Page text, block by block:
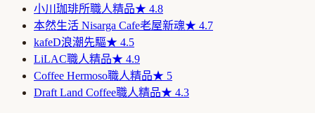
小川珈琲所職人精品★ 4.8
本然生活 Nisarga Cafe老屋新魂★ 4.7
kafeD浪潮先驅★ 4.5
LiLAC職人精品★ 4.9
Coffee Hermoso職人精品★ 5
Draft Land Coffee職人精品★ 4.3